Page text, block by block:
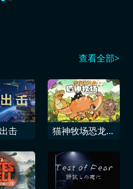
查看全部>
击
猫神牧场恐龙纪
Ranch​​Age of
Dinosaurs​